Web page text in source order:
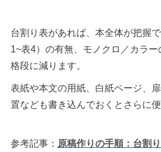
台割り表があれば、本全体が把握
1~表4）の有無、モノクロ／カラ
格段に減ります。
表紙や本文の用紙、白紙ページ、
置なども書き込んでおくとさらに便
参考記事： 原稿作りの手順：台割